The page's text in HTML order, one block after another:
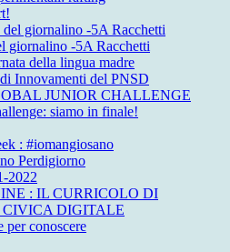
del giornalino -5A Racchetti
giornalino -5A Racchetti
della lingua madre
Innovamenti del PNSD
JUNIOR CHALLENGE
siamo in finale!
: #iomangiosano
Perdigiorno
2022
: IL CURRICOLO DI
DIGITALE
per conoscere